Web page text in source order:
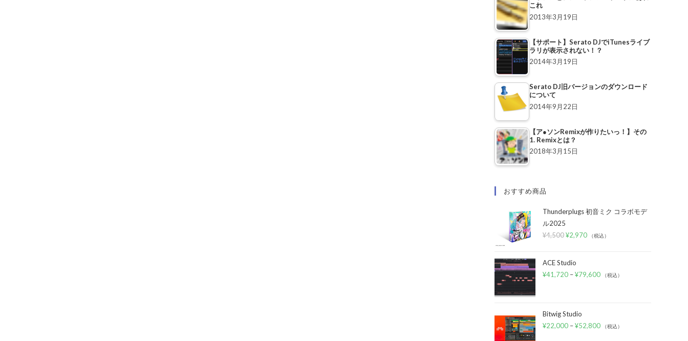
これ
2013年3月19日
【サポート】Serato DJでiTunesライブ
ラリが表示されない！？
2014年3月19日
Serato DJ旧バージョンのダウンロード
について
2014年9月22日
【ア●ソンRemixが作りたいっ！】その
1. Remixとは？
2018年3月15日
おすすめ商品
Thunderplugs 初音ミク コラボモデ
ル2025
¥4,500¥2,970 （税込）
ACE Studio
¥41,720 –¥79,600 （税込）
Bitwig Studio
¥22,000 –¥52,800 （税込）